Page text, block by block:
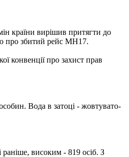
країни вирішив притягти до
про збитий рейс MH17.
конвенції про захист прав
Вода в затоці - жовтувато-
раніше, високим - 819 осіб. З